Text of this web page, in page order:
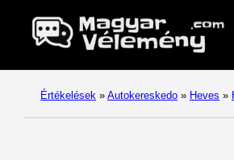
Értékelések » Autokereskedo » Heves »